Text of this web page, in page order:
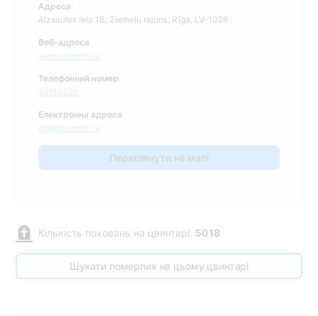
Адреса
Aizsaules iela 1B, Ziemeļu rajons, Rīga, LV-1026
Веб-адреса
www.cemety.lv
Телефонний номер
29114320
Електронна адреса
info@cemety.lv
Переглянути на мапі
Кількість поховань на цвинтарі: 5018
Шукати померлих на цьому цвинтарі